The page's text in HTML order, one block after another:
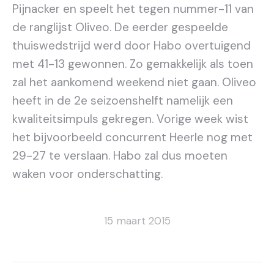
Pijnacker en speelt het tegen nummer-11 van
de ranglijst Oliveo. De eerder gespeelde
thuiswedstrijd werd door Habo overtuigend
met 41-13 gewonnen. Zo gemakkelijk als toen
zal het aankomend weekend niet gaan. Oliveo
heeft in de 2e seizoenshelft namelijk een
kwaliteitsimpuls gekregen. Vorige week wist
het bijvoorbeeld concurrent Heerle nog met
29-27 te verslaan. Habo zal dus moeten
waken voor onderschatting.
15 maart 2015